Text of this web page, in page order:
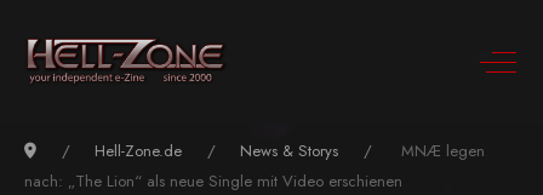
Hell-Zone.de News & Storys
MNÆ legen
nach: „The Lion“ als neue Single mit Video erschienen